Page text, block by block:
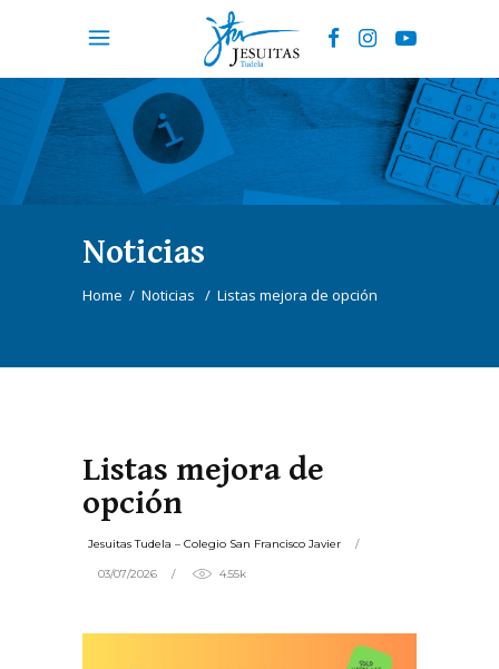
Noticias
Home / Noticias / Listas mejora de opción
Listas mejora de
opción
Jesuitas Tudela – Colegio San Francisco Javier
03/07/2026 4.55k